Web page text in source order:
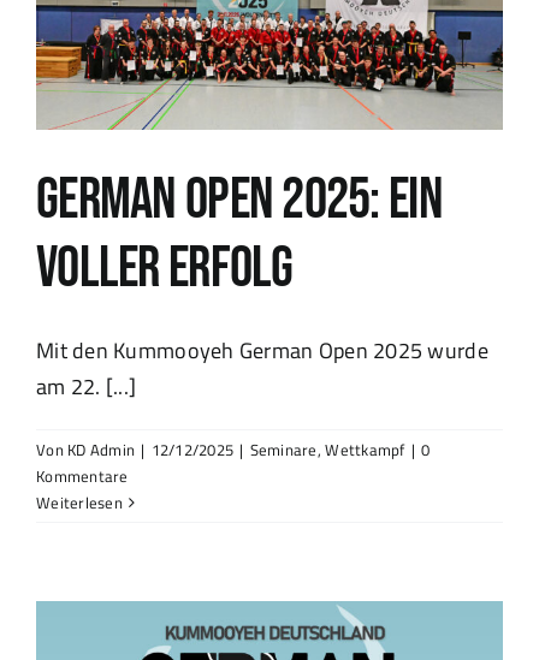
Kummooyeh
Standorte
Kontakt
German Open 2025: Ein
voller Erfolg
Mit den Kummooyeh German Open 2025 wurde
am 22. [...]
Von KD Admin | 12/12/2025 | Seminare,Wettkampf | 0
Kommentare
Weiterlesen